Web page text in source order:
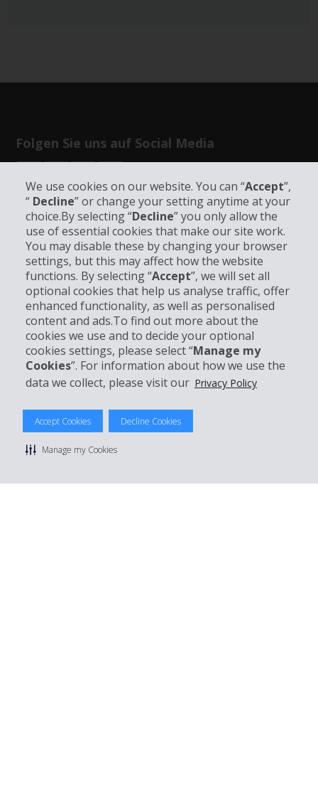
We use cookies on our website. You can “Accept”,
“ Decline” or change your setting anytime at your
choice.By selecting “Decline” you only allow the
use of essential cookies that make our site work.
You may disable these by changing your browser
settings, but this may affect how the website
functions. By selecting “Accept”, we will set all
optional cookies that help us analyse traffic, offer
enhanced functionality, as well as personalised
content and ads.To find out more about the
cookies we use and to decide your optional
cookies settings, please select “Manage my
Cookies”. For information about how we use the
data we collect, please visit our Privacy Policy
Accept Cookies Decline Cookies
Manage my Cookies
Folgen Sie uns auf Social Media
Unternehmensinformation
Partner
Kundenservice
Mieten bei Hertz
© 2026 The Hertz System, Inc.
Datenschutzrichtlinie
Sitemap Cookies verwalten